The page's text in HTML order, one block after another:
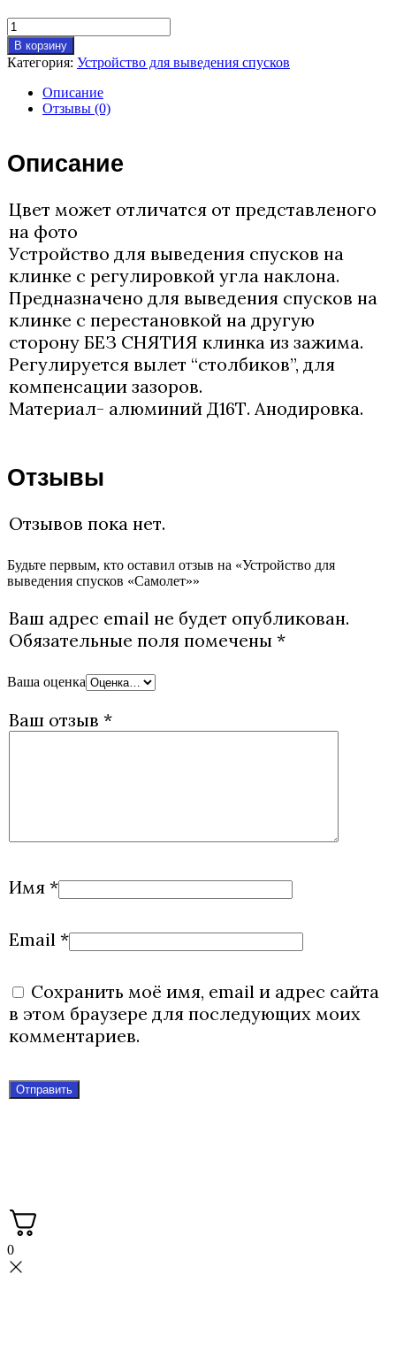
Количество
товара
Устройство
для
выведения
спусков
"Самолет"
В корзину
Категория: Устройство для выведения спусков
Описание
Отзывы (0)
Описание
Цвет может отличатся от представленого
на фото
Устройство для выведения спусков на
клинке с регулировкой угла наклона.
Предназначено для выведения спусков на
клинке с перестановкой на другую
сторону БЕЗ СНЯТИЯ клинка из зажима.
Регулируется вылет “столбиков”, для
компенсации зазоров.
Материал- алюминий Д16Т. Анодировка.
Отзывы
Отзывов пока нет.
Будьте первым, кто оставил отзыв на «Устройство для
выведения спусков «Самолет»»
Ваш адрес email не будет опубликован.
Обязательные поля помечены *
Ваша оценка
Ваш отзыв *
Имя *
Email *
Сохранить моё имя, email и адрес сайта
в этом браузере для последующих моих
комментариев.
0